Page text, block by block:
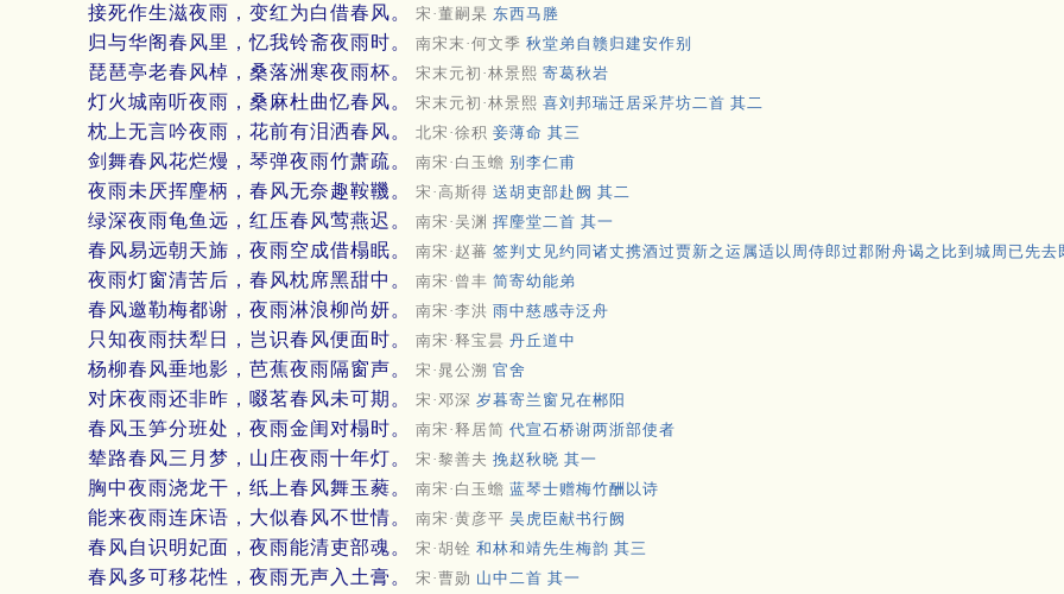
接死作生滋夜雨，变红为白借春风。 宋·董嗣杲 东西马塍
归与华阁春风里，忆我铃斋夜雨时。 南宋末·何文季 秋堂弟自赣归建安作别
琵琶亭老春风棹，桑落洲寒夜雨杯。 宋末元初·林景熙 寄葛秋岩
灯火城南听夜雨，桑麻杜曲忆春风。 宋末元初·林景熙 喜刘邦瑞迁居采芹坊二首 其二
枕上无言吟夜雨，花前有泪洒春风。 北宋·徐积 妾薄命 其三
剑舞春风花烂熳，琴弹夜雨竹萧疏。 南宋·白玉蟾 别李仁甫
夜雨未厌挥麈柄，春风无奈趣鞍鞿。 宋·高斯得 送胡吏部赴阙 其二
绿深夜雨龟鱼远，红压春风莺燕迟。 南宋·吴渊 挥麈堂二首 其一
春风易远朝天旆，夜雨空成借榻眠。 南宋·赵蕃 签判丈见约同诸丈携酒过贾新之运属适以周侍郎过郡附舟谒之比到城周已先
夜雨灯窗清苦后，春风枕席黑甜中。 南宋·曾丰 简寄幼能弟
春风邀勒梅都谢，夜雨淋浪柳尚妍。 南宋·李洪 雨中慈感寺泛舟
只知夜雨扶犁日，岂识春风便面时。 南宋·释宝昙 丹丘道中
杨柳春风垂地影，芭蕉夜雨隔窗声。 宋·晁公溯 官舍
对床夜雨还非昨，啜茗春风未可期。 宋·邓深 岁暮寄兰窗兄在郴阳
春风玉笋分班处，夜雨金闺对榻时。 南宋·释居简 代宣石桥谢两浙部使者
辇路春风三月梦，山庄夜雨十年灯。 宋·黎善夫 挽赵秋晓 其一
胸中夜雨浇龙干，纸上春风舞玉蕤。 南宋·白玉蟾 蓝琴士赠梅竹酬以诗
能来夜雨连床语，大似春风不世情。 南宋·黄彦平 吴虎臣献书行阙
春风自识明妃面，夜雨能清吏部魂。 宋·胡铨 和林和靖先生梅韵 其三
春风多可移花性，夜雨无声入土膏。 宋·曹勋 山中二首 其一